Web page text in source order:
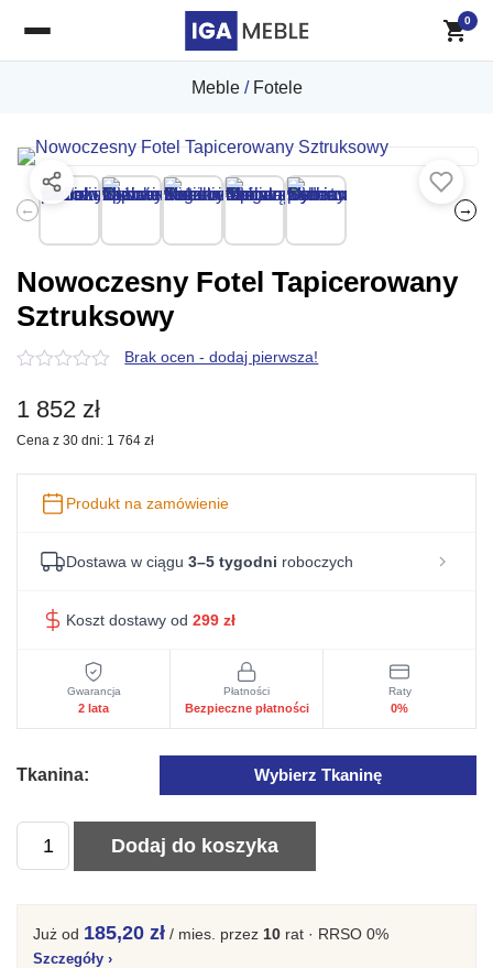
Meble/ Fotele
← →
Nowoczesny Fotel Tapicerowany
Sztruksowy
z
5
Brak ocen - dodaj pierwsza!
1 852 zł
Cena z 30 dni: 1 764 zł
Produkt na zamówienie
Dostawa w ciągu 3–5 tygodni roboczych
Koszt dostawy od 299 zł
Gwarancja
2 lata
Płatności
Bezpieczne płatności
Raty
0%
Tkanina: Wybierz Tkaninę
ilość
Nowoczesny
Tapicerowany
Sztruksowy
Dodaj do koszyka
Już od 185,20 zł / mies. przez 10 rat · RRSO 0%
Szczegóły ›
0